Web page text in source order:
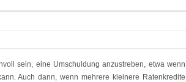
sein, eine Umschuldung anzustreben, etwa wenn
Auch dann, wenn mehrere kleinere Ratenkredite